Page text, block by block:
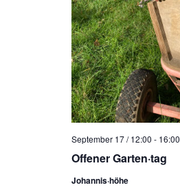
Offener Garten·tag
September 17 / 12:00 - 16:00
Johannis·höhe